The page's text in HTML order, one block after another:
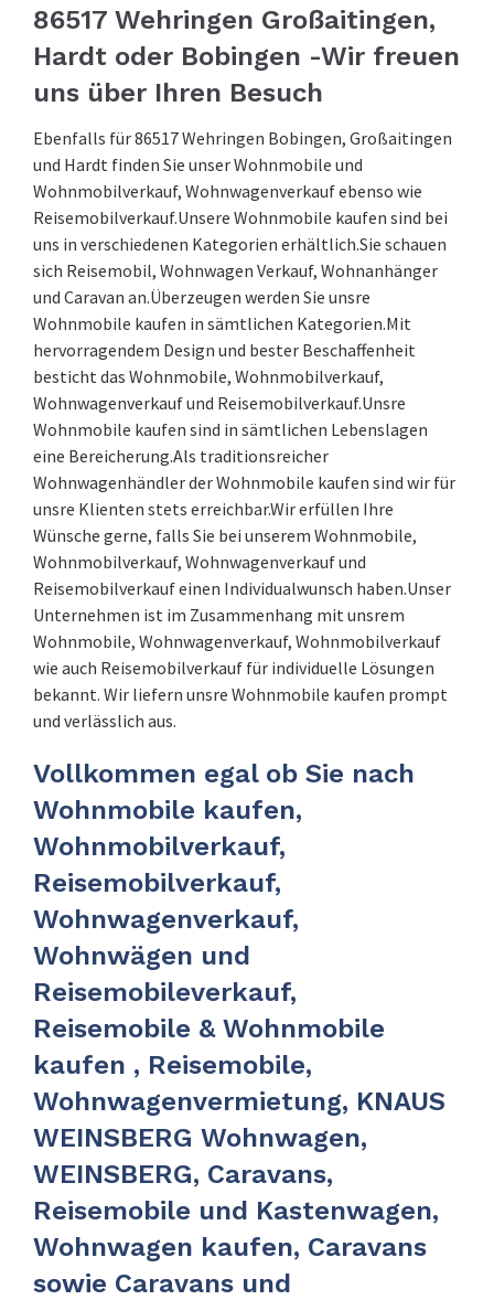
86517 Wehringen Großaitingen,
Hardt oder Bobingen -Wir freuen
uns über Ihren Besuch
Ebenfalls für 86517 Wehringen Bobingen, Großaitingen
und Hardt finden Sie unser Wohnmobile und
Wohnmobilverkauf, Wohnwagenverkauf ebenso wie
Reisemobilverkauf.Unsere Wohnmobile kaufen sind bei
uns in verschiedenen Kategorien erhältlich.Sie schauen
sich Reisemobil, Wohnwagen Verkauf, Wohnanhänger
und Caravan an.Überzeugen werden Sie unsre
Wohnmobile kaufen in sämtlichen Kategorien.Mit
hervorragendem Design und bester Beschaffenheit
besticht das Wohnmobile, Wohnmobilverkauf,
Wohnwagenverkauf und Reisemobilverkauf.Unsre
Wohnmobile kaufen sind in sämtlichen Lebenslagen
eine Bereicherung.Als traditionsreicher
Wohnwagenhändler der Wohnmobile kaufen sind wir für
unsre Klienten stets erreichbar.Wir erfüllen Ihre
Wünsche gerne, falls Sie bei unserem Wohnmobile,
Wohnmobilverkauf, Wohnwagenverkauf und
Reisemobilverkauf einen Individualwunsch haben.Unser
Unternehmen ist im Zusammenhang mit unsrem
Wohnmobile, Wohnwagenverkauf, Wohnmobilverkauf
wie auch Reisemobilverkauf für individuelle Lösungen
bekannt. Wir liefern unsre Wohnmobile kaufen prompt
und verlässlich aus.
Vollkommen egal ob Sie nach
Wohnmobile kaufen,
Wohnmobilverkauf,
Reisemobilverkauf,
Wohnwagenverkauf,
Wohnwägen und
Reisemobileverkauf,
Reisemobile & Wohnmobile
kaufen , Reisemobile,
Wohnwagenvermietung, KNAUS
WEINSBERG Wohnwagen,
WEINSBERG, Caravans,
Reisemobile und Kastenwagen,
Wohnwagen kaufen, Caravans
sowie Caravans und